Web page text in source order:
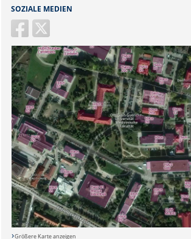
SOZIALE MEDIEN
Größere Karte anzeigen